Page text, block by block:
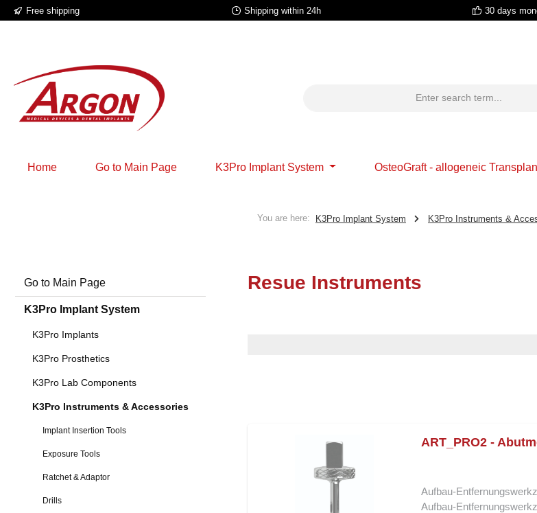
Skip to main navigation
Free shipping Shipping within 24h 30 days
Home Go to Main Page K3Pro Implant System OsteoGraft - allogeneic
You are here: K3Pro Implant System K3Pro Instruments &
Go to Main Page
K3Pro Implant System
K3Pro Implants
K3Pro Prosthetics
K3Pro Lab Components
K3Pro Instruments & Accessories
Implant Insertion Tools
Exposure Tools
Ratchet & Adaptor
Drills
Resue Instruments
ART_PRO2 -
Aufbau-
Aufbau-